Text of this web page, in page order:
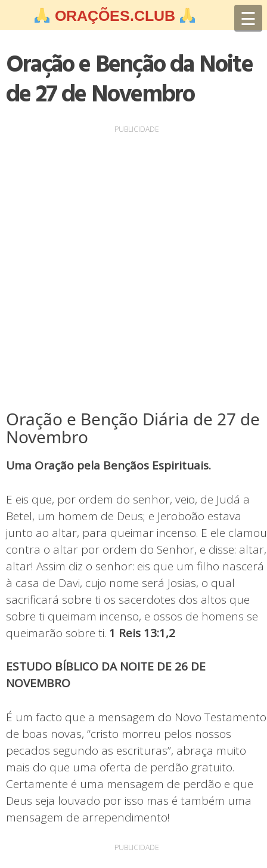
ORAÇÕES.CLUB ☰
Oração e Benção da Noite
de 27 de Novembro
PUBLICIDADE
Oração e Benção Diária de 27 de
Novembro
Uma Oração pela Bençãos Espirituais.
E eis que, por ordem do senhor, veio, de Judá a
Betel, um homem de Deus; e Jeroboão estava
junto ao altar, para queimar incenso. E ele clamou
contra o altar por ordem do Senhor, e disse: altar,
altar! Assim diz o senhor: eis que um filho nascerá
à casa de Davi, cujo nome será Josias, o qual
sacrificará sobre ti os sacerdotes dos altos que
sobre ti queimam incenso, e ossos de homens se
queimarão sobre ti. 1 Reis 13:1,2
ESTUDO BÍBLICO DA NOITE DE 26 DE
NOVEMBRO
É um facto que a mensagem do Novo Testamento
de boas novas, “cristo morreu pelos nossos
pecados segundo as escrituras”, abraça muito
mais do que uma oferta de perdão gratuito.
Certamente é uma mensagem de perdão e que
Deus seja louvado por isso mas é também uma
mensagem de arrependimento!
PUBLICIDADE